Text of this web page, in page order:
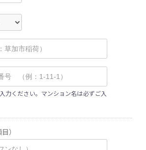
力ください。マンション名は必ずご入
）